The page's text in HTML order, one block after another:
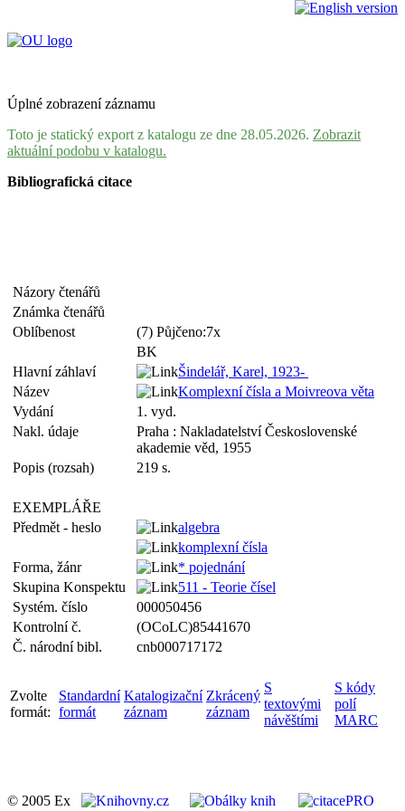
Úplné zobrazení záznamu
Toto je statický export z katalogu ze dne 28.05.2026. Zobrazit
aktuální podobu v katalogu.
Bibliografická citace
Názory čtenářů
Známka čtenářů
Oblíbenost
(7) Půjčeno:7x
BK
Hlavní záhlaví
Šindelář, Karel, 1923-
Název
Komplexní čísla a Moivreova věta
Vydání
1. vyd.
Nakl. údaje
Praha : Nakladatelství Československé
akademie věd, 1955
Popis (rozsah)
219 s.
EXEMPLÁŘE
Předmět - heslo
algebra
komplexní čísla
Forma, žánr
* pojednání
Skupina Konspektu
511 - Teorie čísel
Systém. číslo
000050456
Kontrolní č.
(OCoLC)85441670
Č. národní bibl.
cnb000717172
Zvolte
formát:
Standardní
formát
Katalogizační
záznam
Zkrácený
záznam
S
textovými
návěštími
S kódy
polí
MARC
© 2005 Ex